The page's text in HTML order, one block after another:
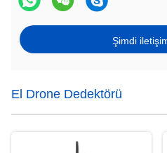
Şimdi
El Drone Dedektörü